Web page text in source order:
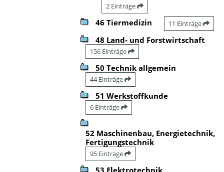
2 Einträge
46 Tiermedizin 11 Einträge
48 Land- und Forstwirtschaft
156 Einträge
50 Technik allgemein
44 Einträge
51 Werkstoffkunde
6 Einträge
52 Maschinenbau, Energietechnik,
Fertigungstechnik
95 Einträge
53 Elektrotechnik